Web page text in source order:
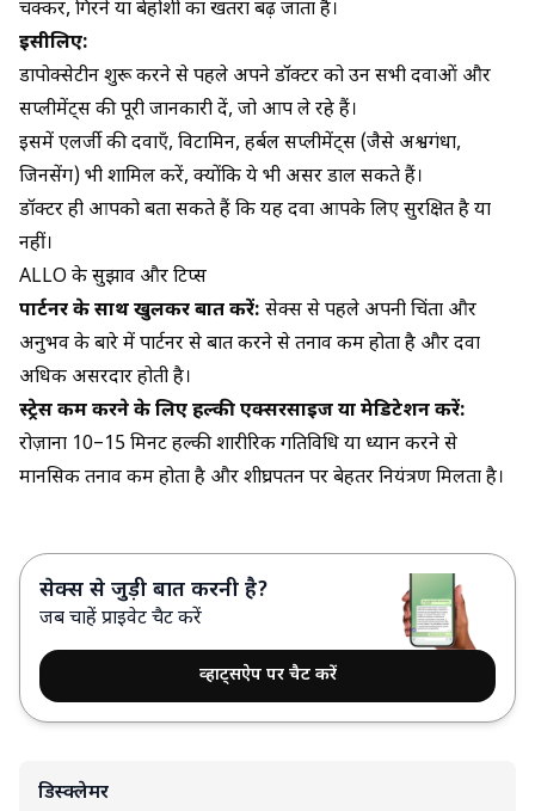
चक्कर, गिरने या बेहोशी का खतरा बढ़ जाता है।
इसीलिए:
डापोक्सेटीन शुरू करने से पहले अपने डॉक्टर को उन सभी दवाओं और
सप्लीमेंट्स की पूरी जानकारी दें, जो आप ले रहे हैं।
इसमें एलर्जी की दवाएँ, विटामिन, हर्बल सप्लीमेंट्स (जैसे अश्वगंधा,
जिनसेंग) भी शामिल करें, क्योंकि ये भी असर डाल सकते हैं।
डॉक्टर ही आपको बता सकते हैं कि यह दवा आपके लिए सुरक्षित है या
नहीं।
ALLO के सुझाव और टिप्स
पार्टनर के साथ खुलकर बात करें: सेक्स से पहले अपनी चिंता और
अनुभव के बारे में पार्टनर से बात करने से तनाव कम होता है और दवा
अधिक असरदार होती है।
स्ट्रेस कम करने के लिए हल्की एक्सरसाइज या मेडिटेशनकरें:
रोज़ाना 10–15 मिनट हल्की शारीरिक गतिविधि या ध्यान करने से
मानसिक तनाव कम होता है और शीघ्रपतन पर बेहतर नियंत्रण मिलता है।
सेक्स से जुड़ी बात करनी है?
जब चाहें प्राइवेट चैट करें
व्हाट्सऐप पर चैट करें
डिस्क्लेमर